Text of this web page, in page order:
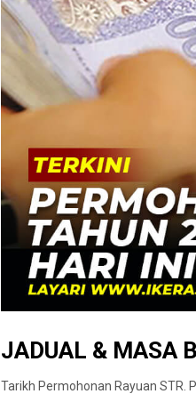
JADUAL & MASA
Tarikh Permohonan Rayuan STR.